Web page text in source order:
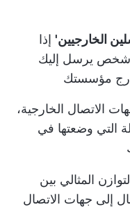
الخارجيين' إذا
شخص يرسل إليك
مؤسستك
الاتصال الخارجية،
التي وضعتها في
المثالي بين
إلى جهات الاتصال